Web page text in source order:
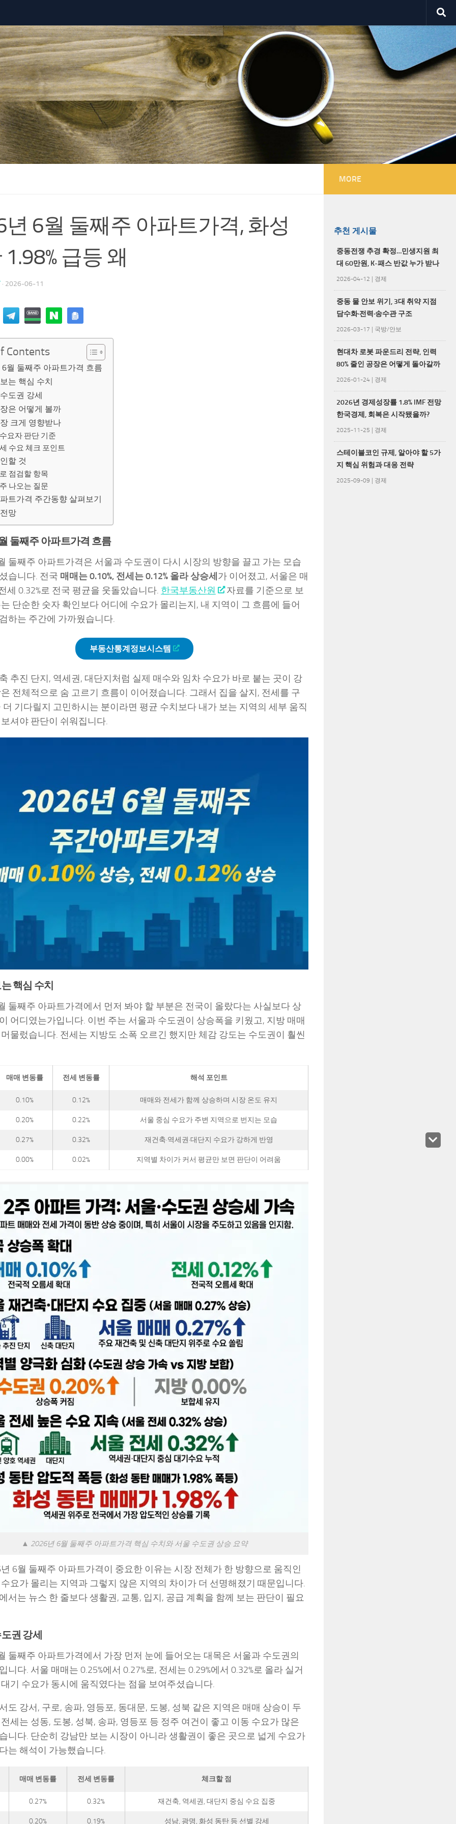
6월 둘째주 아파트가격, 화성
급등 왜
· 2026-06-11
Contents
월 둘째주 아파트가격 흐름
는 핵심 수치
도권 강세
은 어떻게 볼까
크게 영향받나
요자 판단 기준
수요 체크 포인트
할 것
점검할 항목
나오는 질문
트가격 주간동향 살펴보기
망
둘째주 아파트가격 흐름
둘째주 아파트가격은 서울과 수도권이 다시 시장의 방향을 끌고 가는 모습
습니다. 전국 매매는 0.10%, 전세는 0.12% 올라 상승세 가 이어졌고, 서울은 매
세 0.32%로 전국 평균을 웃돌았습니다. 한국부동산원
자료를 기준으로 보
단순한 숫자 확인보다 어디에 수요가 몰리는지, 내 지역이 그 흐름에 들어
하는 주간에 가까웠습니다.
부동산통계정보시스템
추진 단지, 역세권, 대단지처럼 실제 매수와 임차 수요가 바로 붙는 곳이 강
전체적으로 숨 고르기 흐름이 이어졌습니다. 그래서 집을 살지, 전세를 구
더 기다릴지 고민하시는 분이라면 평균 수치보다 내가 보는 지역의 세부 움직
셔야 판단이 쉬워집니다.
핵심 수치
둘째주 아파트가격에서 먼저 봐야 할 부분은 전국이 올랐다는 사실보다 상
어디였는가입니다. 이번 주는 서울과 수도권이 상승폭을 키웠고, 지방 매매
물렀습니다. 전세는 지방도 소폭 오르긴 했지만 체감 강도는 수도권이 훨씬
매매 변동률 전세 변동률 해석 포인트
0.10% 0.12% 매매와 전세가 함께 상승하며 시장 온도 유지
0.20% 0.22% 서울 중심 수요가 주변 지역으로 번지는 모습
0.27% 0.32% 재건축·역세권·대단지 수요가 강하게 반영
0.00% 0.02% 지역별 차이가 커서 평균만 보면 판단이 어려움
▲ 2026년 6월 둘째주 아파트가격 핵심 수치와 서울 수도권 상승 요약
6월 둘째주 아파트가격이 중요한 이유는 시장 전체가 한 방향으로 움직인
요가 몰리는 지역과 그렇지 않은 지역의 차이가 더 선명해졌기 때문입니다.
서는 뉴스 한 줄보다 생활권, 교통, 입지, 공급 계획을 함께 보는 판단이 필요
권 강세
둘째주 아파트가격에서 가장 먼저 눈에 들어오는 대목은 서울과 수도권의
니다. 서울 매매는 0.25%에서 0.27%로, 전세는 0.29%에서 0.32%로 올라 실거
기 수요가 동시에 움직였다는 점을 보여주셨습니다.
도 강서, 구로, 송파, 영등포, 동대문, 도봉, 성북 같은 지역은 매매 상승이 두
세는 성동, 도봉, 성북, 송파, 영등포 등 정주 여건이 좋고 이동 수요가 많은
니다. 단순히 강남만 보는 시장이 아니라 생활권이 좋은 곳으로 넓게 수요가
는 해석이 가능했습니다.
매매 변동률 전세 변동률 체크할 점
0.27% 0.32% 재건축, 역세권, 대단지 중심 수요 집중
0.20% 0.19% 성남, 광명, 화성 동탄 등 선별 강세
MORE
추천 게시물
중동전쟁 추경 확정…민생지원 최
대 60만원, K-패스 반값 누가 받나
2026-04-12 | 경제
중동 물 안보 위기, 3대 취약 지점
담수화·전력·송수관 구조
2026-03-17 | 국방/안보
현대차 로봇 파운드리 전략, 인력
80% 줄인 공장은 어떻게 돌아갈까
2026-01-24 | 경제
2026년 경제성장률 1.8% IMF 전망
한국경제, 회복은 시작됐을까?
2025-11-25 | 경제
스테이블코인 규제, 알아야 할 5가
지 핵심 위험과 대응 전략
2025-09-09 | 경제